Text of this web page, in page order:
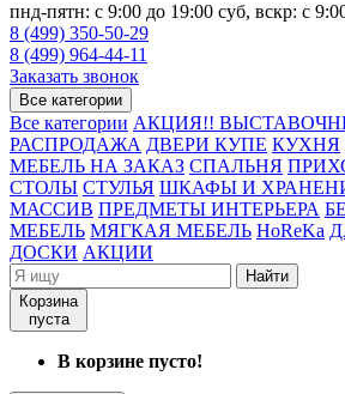
пнд-пятн: с 9:00 до 19:00 суб, вскр: с
8 (499) 350-50-29
8 (499) 964-44-11
Заказать звонок
Все категории
Все категории АКЦИЯ!!
РАСПРОДАЖА ДВЕРИ КУПЕ КУХНЯ
МЕБЕЛЬ НА ЗАКАЗ СПАЛЬНЯ
СТОЛЫ СТУЛЬЯ ШКАФЫ И
МАССИВ ПРЕДМЕТЫ ИНТЕРЬЕРА
МЕБЕЛЬ МЯГКАЯ МЕБЕЛЬ HoReKa
ДОСКИ АКЦИИ
Найти
Корзина
пуста
В корзине пусто!